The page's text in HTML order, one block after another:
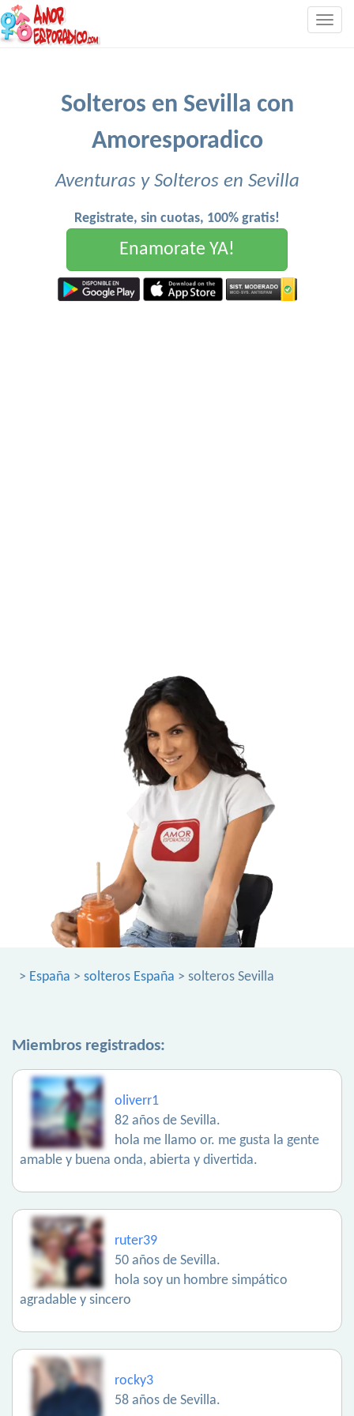
Solteros en Sevilla con
Amoresporadico
Aventuras y Solteros en Sevilla
Registrate, sin cuotas, 100% gratis!
Enamorate YA!
> España > solteros España > solteros Sevilla
Miembros registrados:
oliverr1
82 años de Sevilla.
hola me llamo or. me gusta la gente
amable y buena onda, abierta y divertida.
ruter39
50 años de Sevilla.
hola soy un hombre simpático
agradable y sincero
rocky3
58 años de Sevilla.